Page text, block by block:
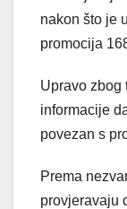
nakon što je
promocija
Upravo zbog
informacije
povezan s
Prema
provjeravaju